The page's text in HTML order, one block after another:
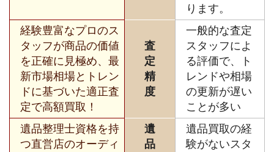
ります。
経験豊富なプロのス
タッフが商品の価値
を正確に見極め、最
新市場相場とトレン
ドに基づいた適正査
定で高額買取！
査
定
精
度
一般的な査定
スタッフによ
る評価で、ト
レンドや相場
の更新が遅い
ことが多い
遺品整理士資格を持
つ直営店のオーディ
遺
品
遺品買取の経
験がないスタ